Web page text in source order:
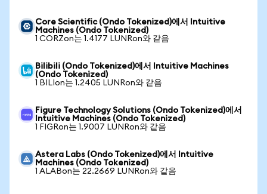
Core Scientific (Ondo Tokenized)에서 Intuitive
Machines (Ondo Tokenized)
1 CORZon는 1.4177 LUNRon와 같음
Bilibili (Ondo Tokenized)에서 Intuitive Machines
(Ondo Tokenized)
1 BILIon는 1.2405 LUNRon와 같음
Figure Technology Solutions (Ondo Tokenized)에서
Intuitive Machines (Ondo Tokenized)
1 FIGRon는 1.9007 LUNRon와 같음
Astera Labs (Ondo Tokenized)에서 Intuitive
Machines (Ondo Tokenized)
1 ALABon는 22.2669 LUNRon와 같음